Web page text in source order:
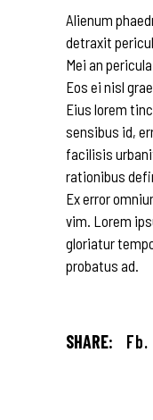
Alienum
detraxit
Mei an
Eos ei nisl
Eius lorem
sensibus id,
facilisis
rationibus
Ex error
vim. Lorem
gloriatur
probatus ad.
SHARE: Fb.